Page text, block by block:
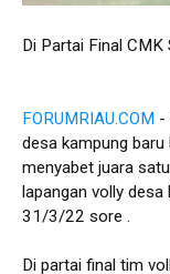
Di Partai Final
FORUMRIAU.COM -
desa kampung
menyabet juara
lapangan volly
31/3/22 sore .
Di partai final tim